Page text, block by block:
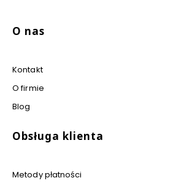
Linki w stopce
O nas
Kontakt
O firmie
Blog
Obsługa klienta
Metody płatności